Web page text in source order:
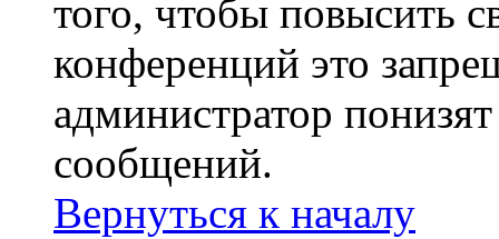
того, чтобы повысить
конференций это
администратор
сообщений.
Вернуться к началу